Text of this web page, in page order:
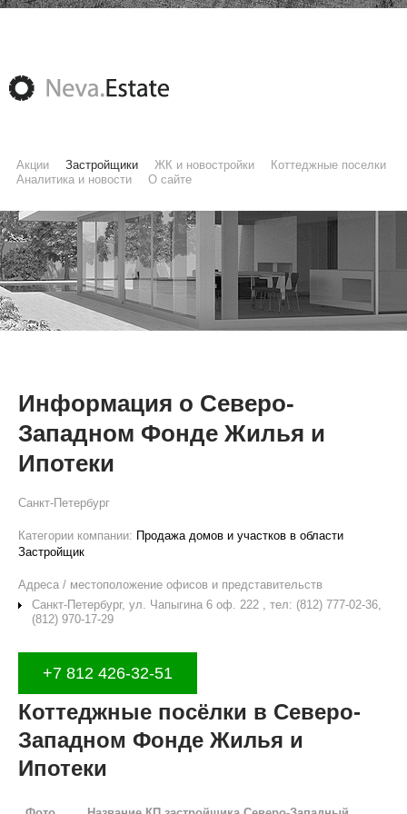
Акции Застройщики ЖК и новостройки
Коттеджные поселки
Аналитика и новости
О сайте
Информация о Северо-
Западном Фонде Жилья и
Ипотеки
Санкт-Петербург
Категории компании: Продажа домов и участков в области
Застройщик
Адреса / местоположение офисов и представительств
Санкт-Петербург, ул. Чапыгина 6 оф. 222 , тел: (812) 777-02-36,
(812) 970-17-29
+7 812 426-32-51
Коттеджные посёлки в Северо-
Западном Фонде Жилья и
Ипотеки